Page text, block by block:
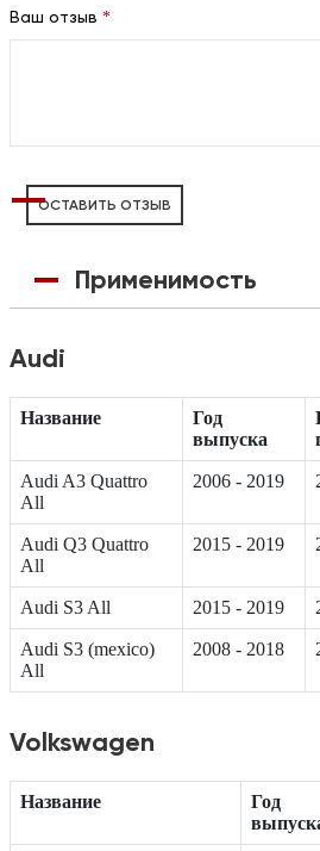
Ваш отзыв *
ОСТАВИТЬ ОТЗЫВ
Применимость
Audi
Название
Год
выпуска
Audi A3 Quattro
All
2006 - 2019
Audi Q3 Quattro
All
2015 - 2019
Audi S3 All 2015 - 2019
Audi S3 (mexico)
All
2008 - 2018
Volkswagen
Название
Год